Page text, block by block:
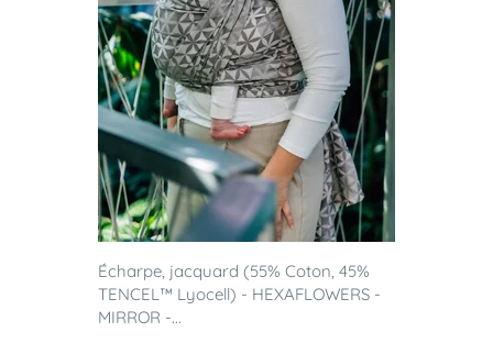
Écharpe, jacquard (55% Coton, 45%
TENCEL™ Lyocell) - HEXAFLOWERS -
MIRROR -...